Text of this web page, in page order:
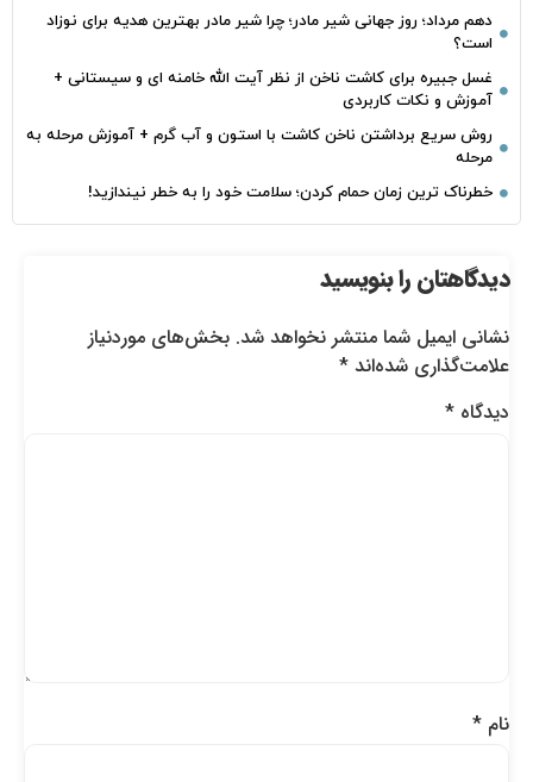
دهم مرداد؛ روز جهانی شیر مادر؛ چرا شیر مادر بهترین هدیه برای نوزاد
است؟
غسل جبیره برای کاشت ناخن از نظر آیت الله خامنه ای و سیستانی +
آموزش و نکات کاربردی
روش سریع برداشتن ناخن کاشت با استون و آب گرم + آموزش مرحله به
مرحله
خطرناک‌ ترین زمان‌ حمام کردن؛ سلامت خود را به خطر نیندازید!
دیدگاهتان را بنویسید
نشانی ایمیل شما منتشر نخواهد شد. بخش‌های موردنیاز
علامت‌گذاری شده‌اند*
دیدگاه*
نام*